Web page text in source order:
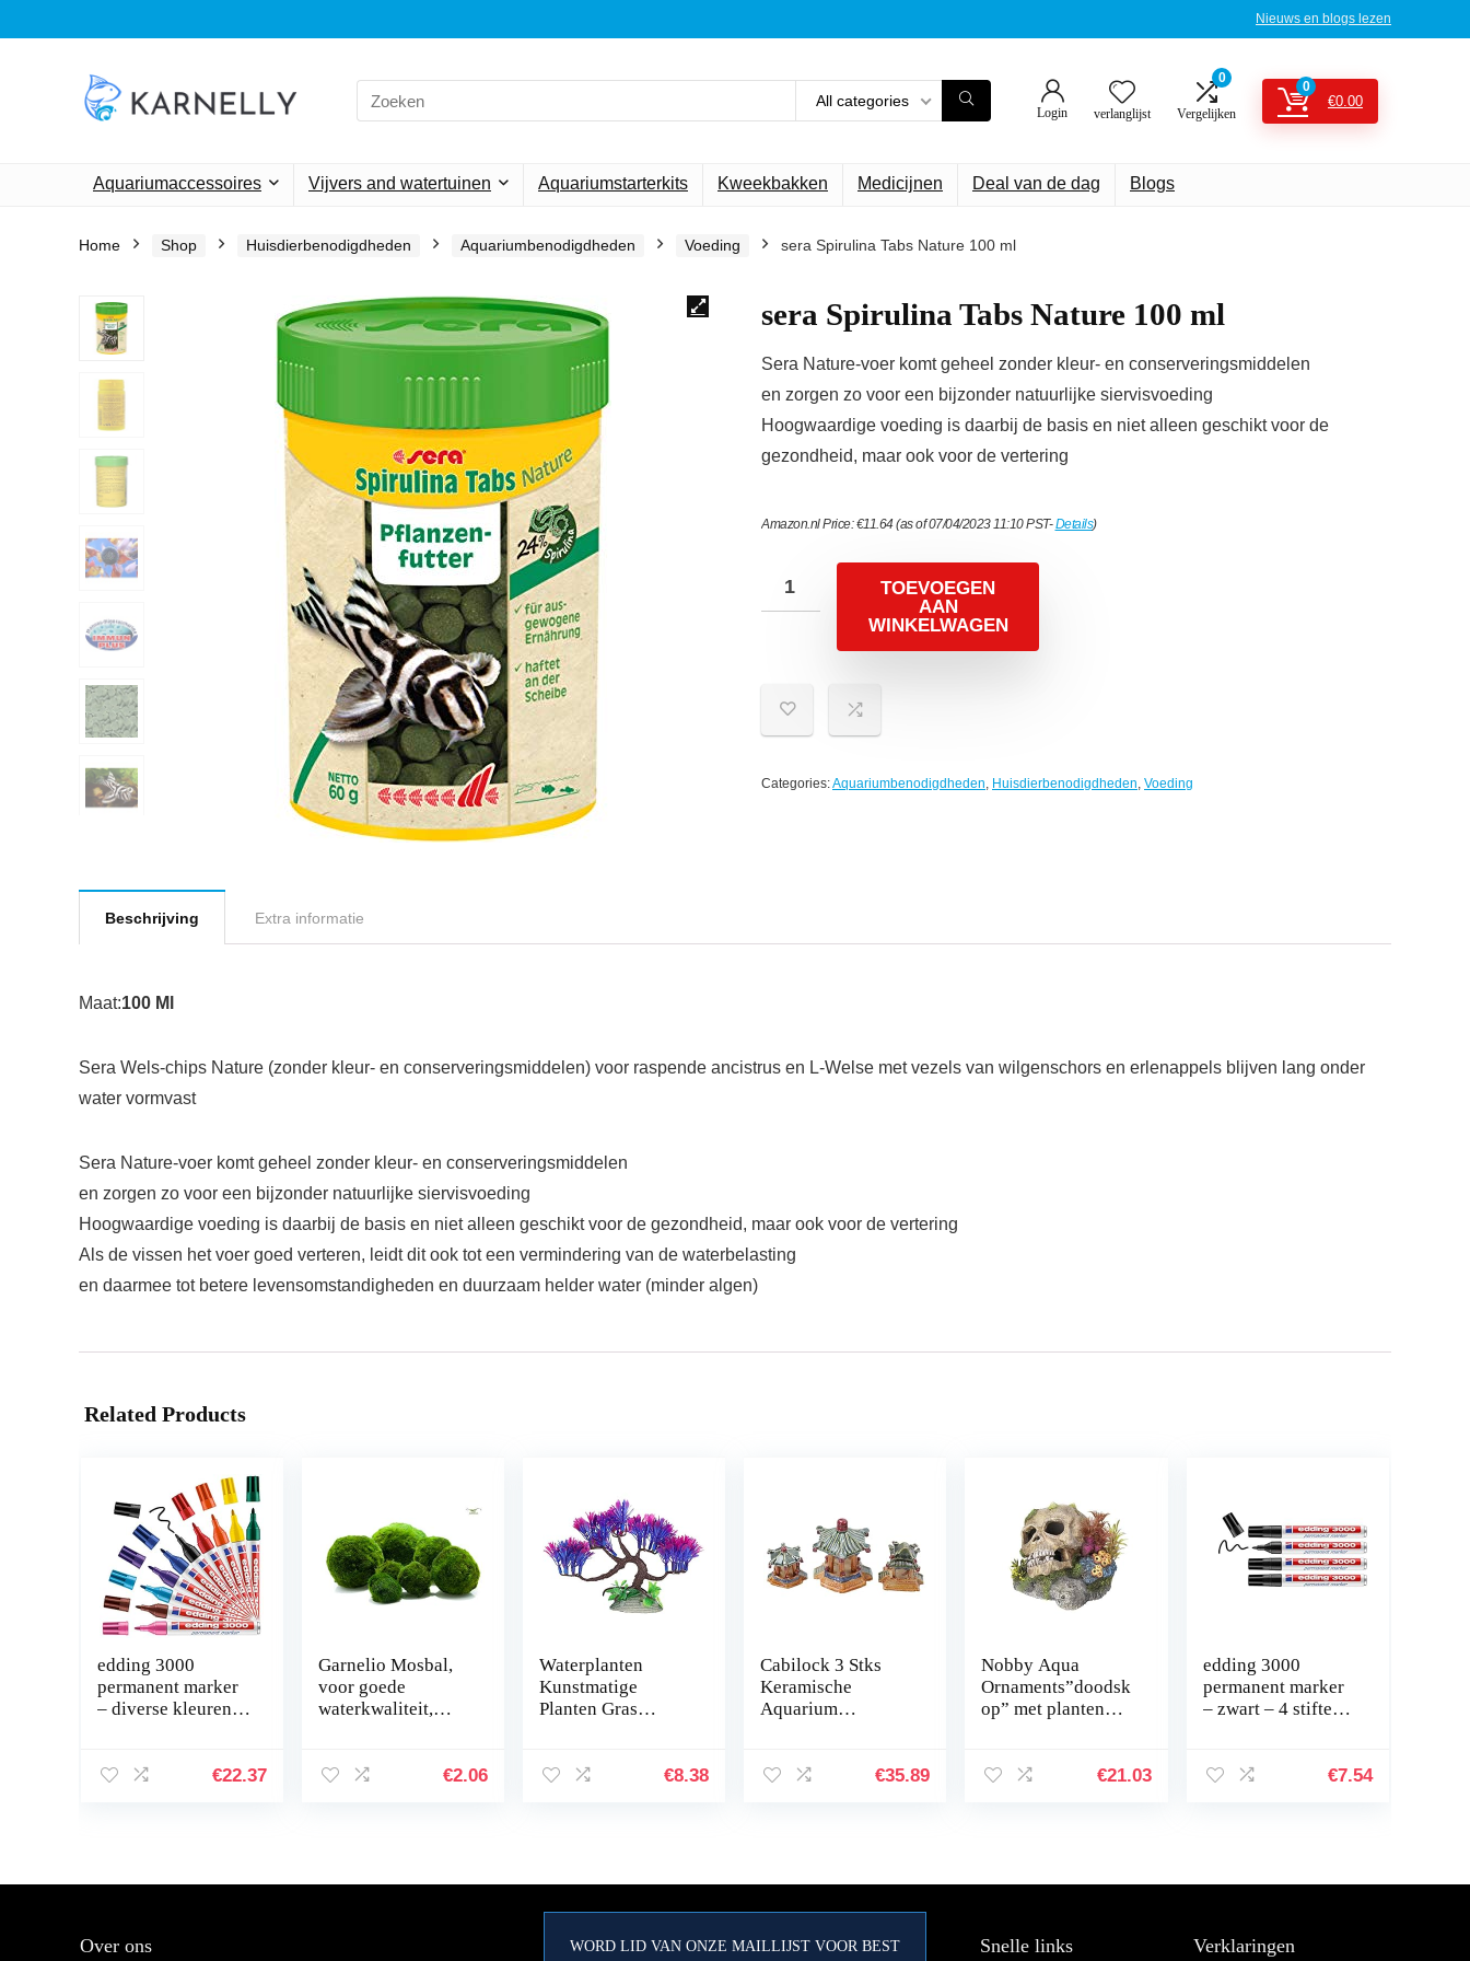
Nieuws en blogs lezen
Search
for:
All categories
Login verlanglijst
0
Vergelijken
0
€0.00
Aquariumaccessoires Vijvers and watertuinen Aquariumstarterkits Kweekbakken Medicijnen Deal van de dag Blogs
Home Shop Huisdierbenodigdheden Aquariumbenodigdheden Voeding sera Spirulina Tabs Nature 100 ml
sera Spirulina Tabs Nature 100 ml
Sera Nature-voer komt geheel zonder kleur- en conserveringsmiddelen
en zorgen zo voor een bijzonder natuurlijke siervisvoeding
Hoogwaardige voeding is daarbij de basis en niet alleen geschikt voor de
gezondheid, maar ook voor de vertering
Amazon.nl Price:€11.64(as of 07/04/2023 11:10 PST-Details)
TOEVOEGEN
AAN
WINKELWAGEN
Categories:Aquariumbenodigdheden, Huisdierbenodigdheden, Voeding
Beschrijving Extra informatie
Maat:100 Ml
Sera Wels-chips Nature (zonder kleur- en conserveringsmiddelen) voor raspende ancistrus en L-Welse met vezels van wilgenschors en erlenappels blijven lang onder
water vormvast
Sera Nature-voer komt geheel zonder kleur- en conserveringsmiddelen
en zorgen zo voor een bijzonder natuurlijke siervisvoeding
Hoogwaardige voeding is daarbij de basis en niet alleen geschikt voor de gezondheid, maar ook voor de vertering
Als de vissen het voer goed verteren, leidt dit ook tot een vermindering van de waterbelasting
en daarmee tot betere levensomstandigheden en duurzaam helder water (minder algen)
Related Products
edding 3000
permanent marker
– diverse kleuren –
punt 1,5-3 mm –
€22.37
Garnelio Mosbal,
voor goede
waterkwaliteit,
grootte: 3 tot 5 cm
€2.06
Waterplanten
Kunstmatige
Planten Gras
Plantendecoraties
€8.38
Cabilock 3 Stks
Keramische
Aquarium
Landschap
Voor…
€35.89
Nobby Aqua
Ornaments”doodsk
op” met planten
€21.03
edding 3000
permanent marker
– zwart – 4 stiften –
permanent marker
€7.54
Over ons WORD LID VAN ONZE MAILLIJST VOOR BEST Snelle links Verklaringen